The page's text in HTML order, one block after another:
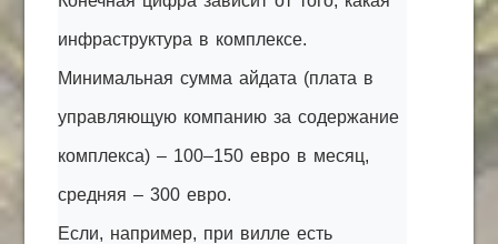
инфраструктура в комплексе.
Минимальная сумма айдата (плата в
управляющую компанию за содержание
комплекса) – 100–150 евро в месяц,
средняя – 300 евро.
Если, например, при вилле есть